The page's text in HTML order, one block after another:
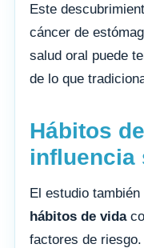
Este
cáncer de
salud oral puede
de lo que
Hábitos
influencia
El estudio
hábitos de vida
factores de